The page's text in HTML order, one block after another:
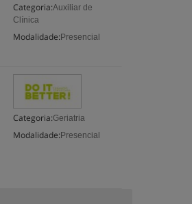
Categoria:Auxiliar de
Clínica
Modalidade: Presencial
Categoria:Geriatria
Modalidade: Presencial